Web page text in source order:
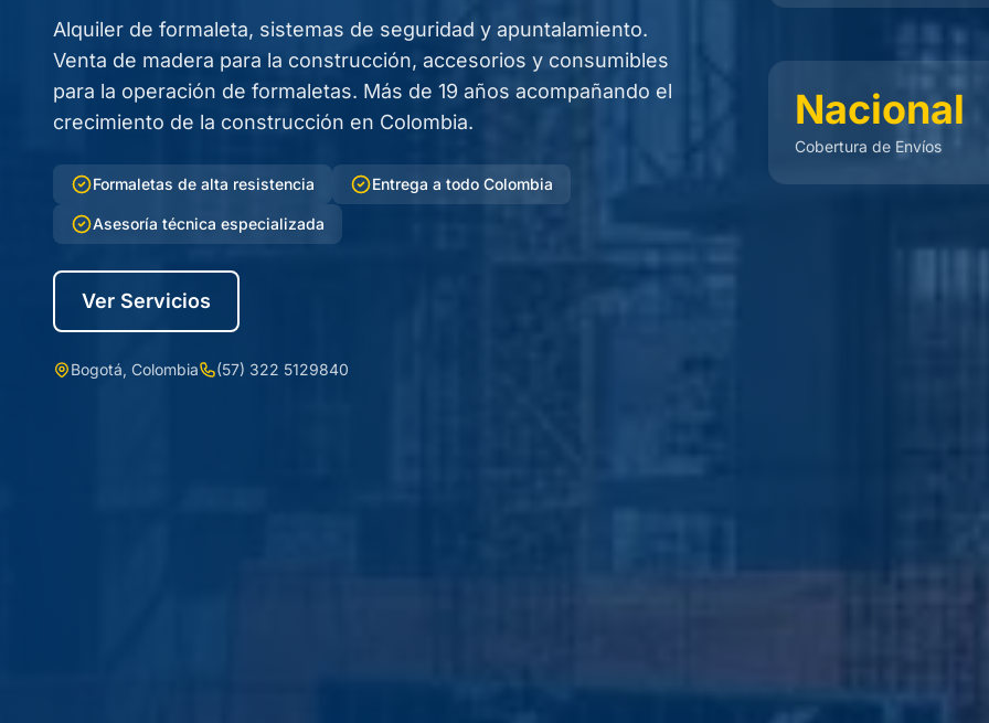
Alquiler de formaleta, sistemas de seguridad y apuntalamiento.
Venta de madera para la construcción, accesorios y consumibles
para la operación de formaletas. Más de 19 años acompañando el
crecimiento de la construcción en Colombia.
Formaletas de alta resistencia Entrega a todo Colombia
Asesoría técnica especializada
Ver Servicios
Bogotá, Colombia (57) 322 5129840
Nacional
Cobertura de Envíos